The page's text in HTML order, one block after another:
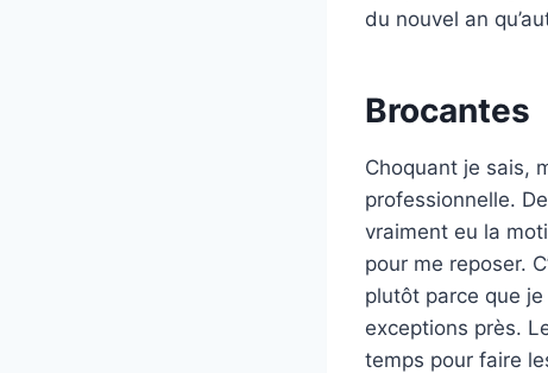
du nouvel an
Brocantes
Choquant je sais,
professionnelle.
vraiment eu la
pour me reposer.
plutôt parce que
exceptions près.
temps pour faire